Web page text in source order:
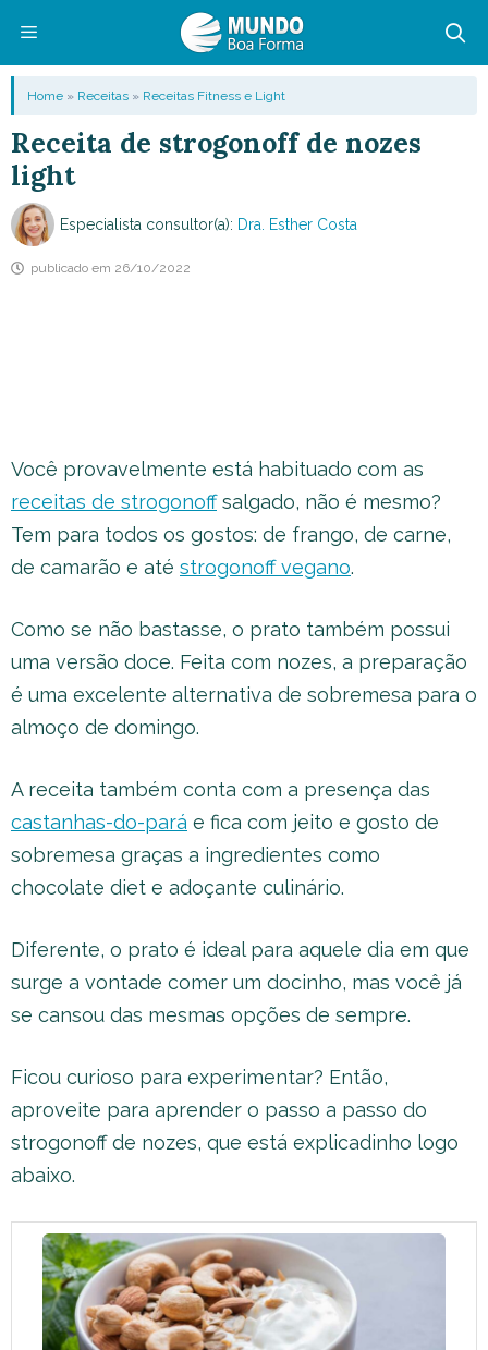
conteúdo
Menu
Home » Receitas » Receitas Fitness e Light
Receita de strogonoff de nozes
light
Especialista consultor(a): Dra. Esther Costa
publicado em 26/10/2022
Você provavelmente está habituado com as
receitas de strogonoffsalgado, não é mesmo?
Tem para todos os gostos: de frango, de carne,
de camarão e até strogonoff vegano.
Como se não bastasse, o prato também possui
uma versão doce. Feita com nozes, a preparação
é uma excelente alternativa de sobremesa para o
almoço de domingo.
A receita também conta com a presença das
castanhas-do-pará e fica com jeito e gosto de
sobremesa graças a ingredientes como
chocolate diet e adoçante culinário.
Diferente, o prato é ideal para aquele dia em que
surge a vontade comer um docinho, mas você já
se cansou das mesmas opções de sempre.
Ficou curioso para experimentar? Então,
aproveite para aprender o passo a passo do
strogonoff de nozes, que está explicadinho logo
abaixo.